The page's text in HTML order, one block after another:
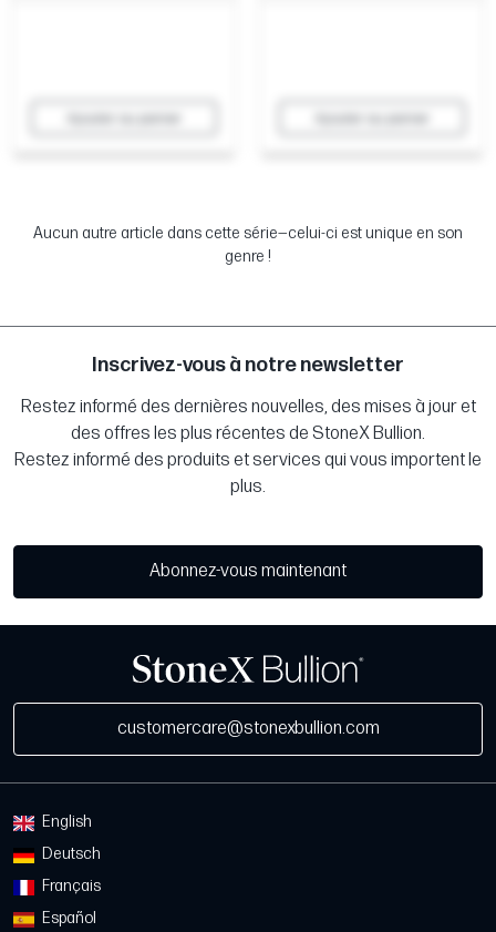
Aucun autre article dans cette série—celui-ci est unique en son
genre !
Inscrivez-vous à notre newsletter
Restez informé des dernières nouvelles, des mises à jour et
des offres les plus récentes de StoneX Bullion.
Restez informé des produits et services qui vous importent le
plus.
Abonnez-vous maintenant
customercare@stonexbullion.com
English
Deutsch
Français
Español